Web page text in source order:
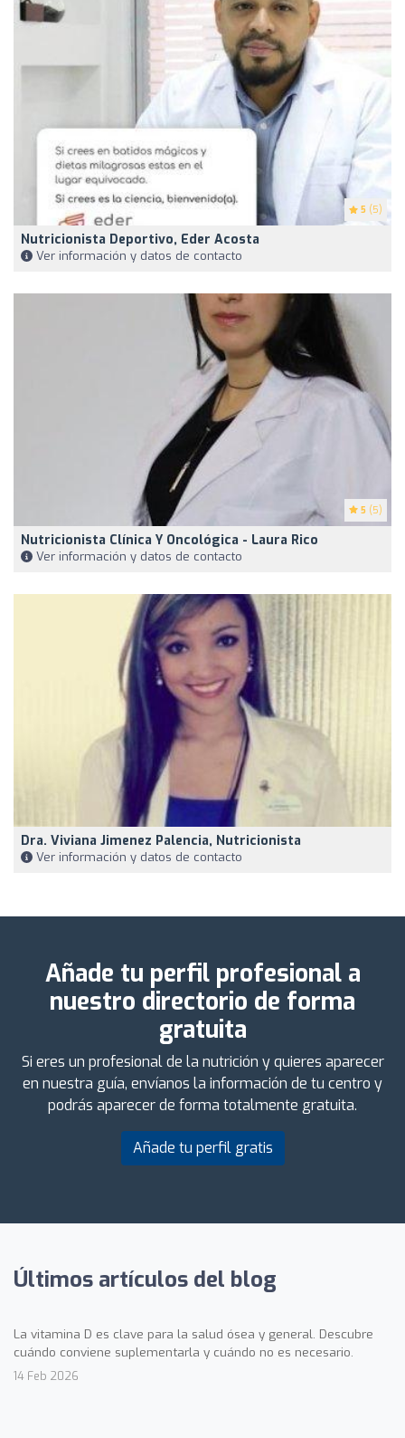
5 (5)
Nutricionista Deportivo, Eder Acosta
Ver información y datos de contacto
5 (5)
Nutricionista Clínica Y Oncológica - Laura Rico
Ver información y datos de contacto
Dra. Viviana Jimenez Palencia, Nutricionista
Ver información y datos de contacto
Añade tu perfil profesional a
nuestro directorio de forma
gratuita
Si eres un profesional de la nutrición y quieres aparecer
en nuestra guía, envíanos la información de tu centro y
podrás aparecer de forma totalmente gratuita.
Añade tu perfil gratis
Últimos artículos del blog
La vitamina D es clave para la salud ósea y general. Descubre
cuándo conviene suplementarla y cuándo no es necesario.
14 Feb 2026